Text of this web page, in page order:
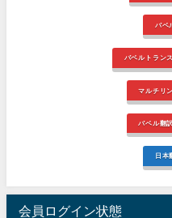
バベ
バベルトラン
マルチリ
バベル翻
日本
会員ログイン状態